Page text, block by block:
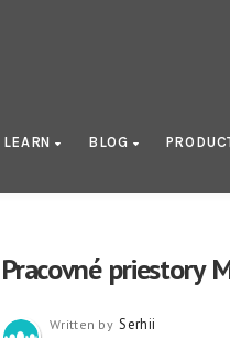
LEARN BLOG
Pracovné priestory
Written by Serhii